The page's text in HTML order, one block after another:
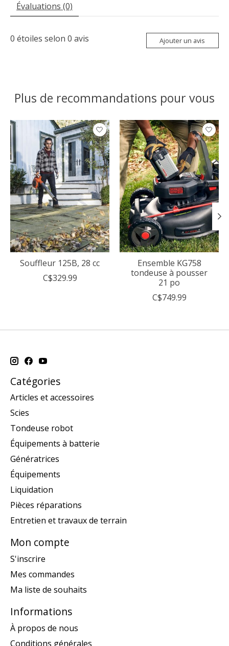
Évaluations (0)
0 étoiles selon 0 avis Ajouter un avis
Plus de recommandations pour vous
Articles du carrousel de produits
Souffleur 125B, 28 cc
C$329.99
Ensemble KG758
tondeuse à pousser
21 po
C$749.99
Catégories
Articles et accessoires
Scies
Tondeuse robot
Équipements à batterie
Génératrices
Équipements
Liquidation
Pièces réparations
Entretien et travaux de terrain
Mon compte
S'inscrire
Mes commandes
Ma liste de souhaits
Informations
À propos de nous
Conditions générales